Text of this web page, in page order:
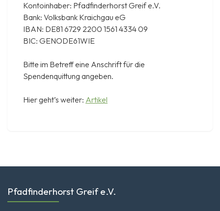
Kontoinhaber: Pfadfinderhorst Greif e.V.
Bank: Volksbank Kraichgau eG
IBAN: DE81 6729 2200 1561 4334 09
BIC: GENODE61WIE
Bitte im Betreff eine Anschrift für die
Spendenquittung angeben.
Hier geht’s weiter: Artikel
Pfadfinderhorst Greif e.V.